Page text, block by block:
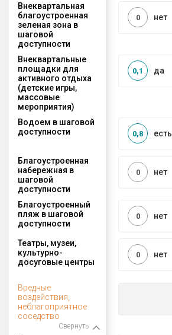
Внеквартальная
благоустроенная
зеленая зона в
шаговой
доступности
нет
0
Внеквартальные
площадки для
активного отдыха
(детские игры,
массовые
мероприятия)
да
0,1
Водоем в шаговой
доступности
есть
0,8
Благоустроенная
набережная в
шаговой
доступности
нет
0
Благоустроенный
пляж в шаговой
доступности
нет
0
Театры, музеи,
культурно-
досуговые центры
нет
0
Вредные
воздействия,
неблагоприятное
соседство
Свернуть